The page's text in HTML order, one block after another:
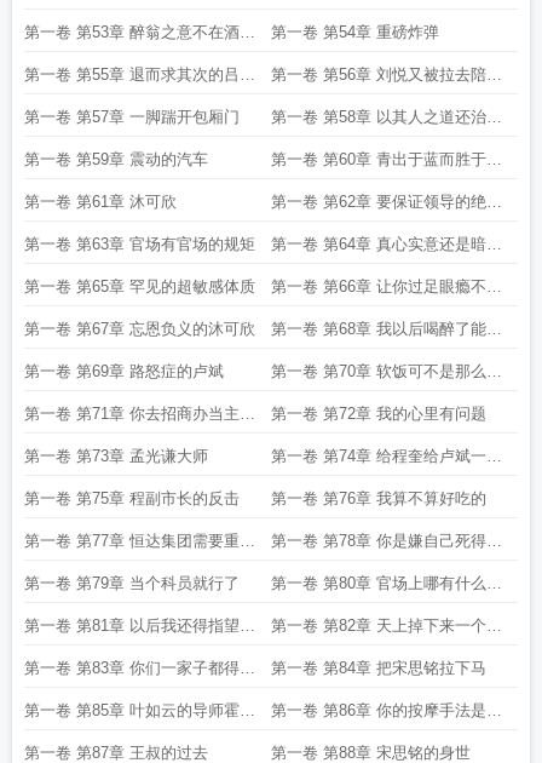
家
第一卷 第53章 醉翁之意不在酒的
吕副书记
第一卷 第54章 重磅炸弹
第一卷 第55章 退而求其次的吕书
记
第一卷 第56章 刘悦又被拉去陪酒
了
第一卷 第57章 一脚踹开包厢门 第一卷 第58章 以其人之道还治其
人之身
第一卷 第59章 震动的汽车 第一卷 第60章 青出于蓝而胜于蓝
的宋思铭
第一卷 第61章 沐可欣 第一卷 第62章 要保证领导的绝对
安全
第一卷 第63章 官场有官场的规矩 第一卷 第64章 真心实意还是暗中
讥讽
第一卷 第65章 罕见的超敏感体质 第一卷 第66章 让你过足眼瘾不好
吗
第一卷 第67章 忘恩负义的沐可欣 第一卷 第68章 我以后喝醉了能不
能借宋思铭用用
第一卷 第69章 路怒症的卢斌 第一卷 第70章 软饭可不是那么好
吃的
第一卷 第71章 你去招商办当主任
吧
第一卷 第72章 我的心里有问题
第一卷 第73章 孟光谦大师 第一卷 第74章 给程奎给卢斌一个
大大的惊喜
第一卷 第75章 程副市长的反击 第一卷 第76章 我算不算好吃的
第一卷 第77章 恒达集团需要重新
考虑在青山的投资计划
第一卷 第78章 你是嫌自己死得不
够透吗
第一卷 第79章 当个科员就行了 第一卷 第80章 官场上哪有什么死
磕到底
第一卷 第81章 以后我还得指望你
呢
第一卷 第82章 天上掉下来一个小
姨子
第一卷 第83章 你们一家子都得弄
死我
第一卷 第84章 把宋思铭拉下马
第一卷 第85章 叶如云的导师霍飞
燕
第一卷 第86章 你的按摩手法是跟
谁学的
第一卷 第87章 王叔的过去 第一卷 第88章 宋思铭的身世